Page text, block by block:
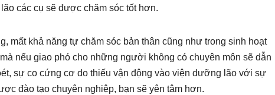
các cụ sẽ được chăm sóc tốt hơn.
khả năng tự chăm sóc bản thân cũng như trong sinh hoạt
nếu giao phó cho những người không có chuyên môn sẽ dẫn
sự co cứng cơ do thiếu vận động vào viện dưỡng lão với sự
đào tạo chuyên nghiệp, bạn sẽ yên tâm hơn.